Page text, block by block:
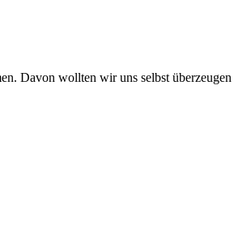
Davon wollten wir uns selbst überzeugen